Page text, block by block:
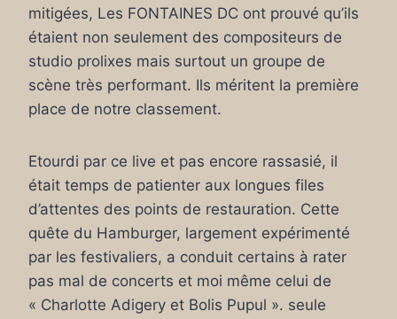
mitigées, Les FONTAINES DC ont prouvé qu’ils
étaient non seulement des compositeurs de
studio prolixes mais surtout un groupe de
scène très performant. Ils méritent la première
place de notre classement.
Etourdi par ce live et pas encore rassasié, il
était temps de patienter aux longues files
d’attentes des points de restauration. Cette
quête du Hamburger, largement expérimenté
par les festivaliers, a conduit certains à rater
pas mal de concerts et moi même celui de
« Charlotte Adigery et Bolis Pupul ». seule